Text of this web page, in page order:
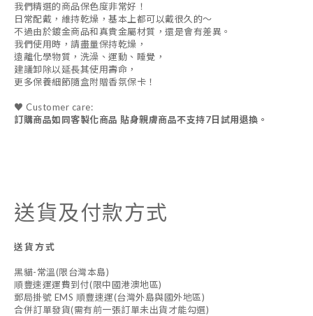
我們精選的商品保色度非常好！
日常配戴，維持乾燥，基本上都可以戴很久的～
不過由於鍍金商品和真貴金屬材質，還是會有差異。
我們使用時，請盡量保持乾燥，
遠離化學物質，洗澡、運動、睡覺，
建議卸除以延長其使用壽命，
更多保養細節隨盒附贈香氛保卡！
♥ Customer care:
訂購商品如同客製化商品 貼身親膚商品不支持7日試用退換。
送貨及付款方式
送貨方式
黑貓-常溫(限台灣本島)
順豐速運運費到付(限中國港澳地區)
郵局掛號 EMS 順豐速運(台灣外島與國外地區)
合併訂單發貨(需有前一張訂單未出貨才能勾選)